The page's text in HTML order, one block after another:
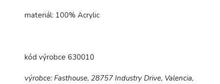
materiál: 100% Acrylic
kód výrobce 630010
výrobce: Fasthouse, 28757 Industry Drive, Valencia,